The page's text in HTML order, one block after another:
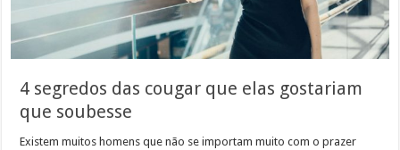
4 segredos das cougar que elas gostariam
que soubesse
Existem muitos homens que não se importam muito com o prazer